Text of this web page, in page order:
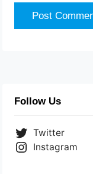
Follow Us
Twitter
Instagram